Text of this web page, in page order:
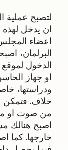
لتصبح عملية
ان يدخل لهذه
اعضاء
البرلمان،
الدخول
او جهاز
ودراستها،
خلاف. فتمكن
من صوت او
اصبح هنالك
خارجها. كما